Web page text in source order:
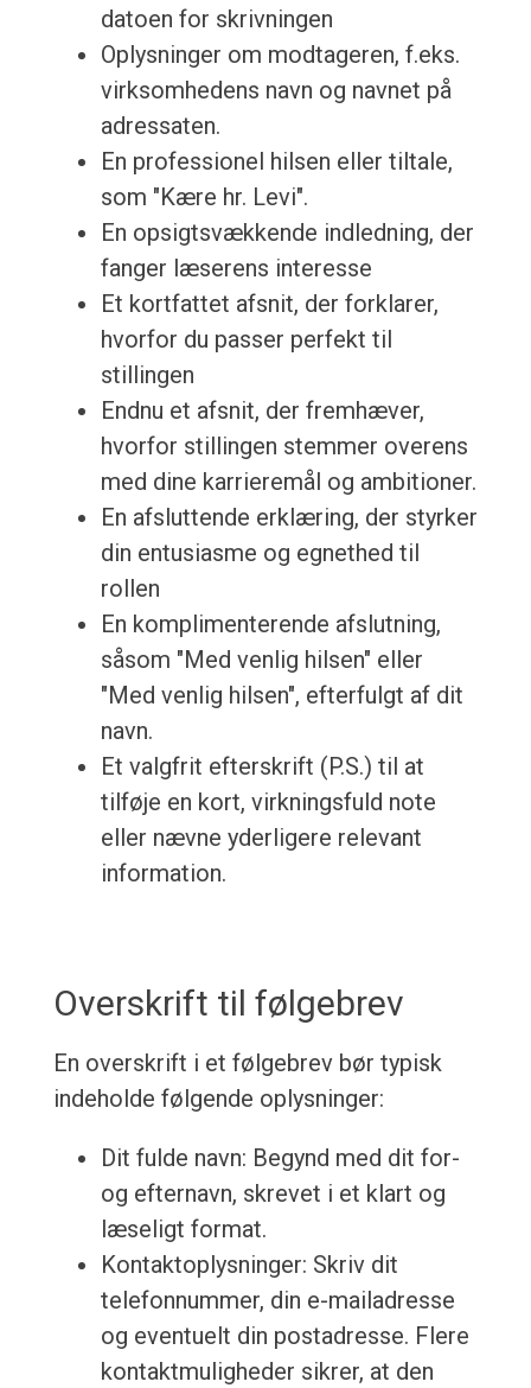
datoen for skrivningen
Oplysninger om modtageren, f.eks.
virksomhedens navn og navnet på
adressaten.
En professionel hilsen eller tiltale,
som "Kære hr. Levi".
En opsigtsvækkende indledning, der
fanger læserens interesse
Et kortfattet afsnit, der forklarer,
hvorfor du passer perfekt til
stillingen
Endnu et afsnit, der fremhæver,
hvorfor stillingen stemmer overens
med dine karrieremål og ambitioner.
En afsluttende erklæring, der styrker
din entusiasme og egnethed til
rollen
En komplimenterende afslutning,
såsom "Med venlig hilsen" eller
"Med venlig hilsen", efterfulgt af dit
navn.
Et valgfrit efterskrift (P.S.) til at
tilføje en kort, virkningsfuld note
eller nævne yderligere relevant
information.
Overskrift til følgebrev
En overskrift i et følgebrev bør typisk
indeholde følgende oplysninger:
Dit fulde navn: Begynd med dit for-
og efternavn, skrevet i et klart og
læseligt format.
Kontaktoplysninger: Skriv dit
telefonnummer, din e-mailadresse
og eventuelt din postadresse. Flere
kontaktmuligheder sikrer, at den